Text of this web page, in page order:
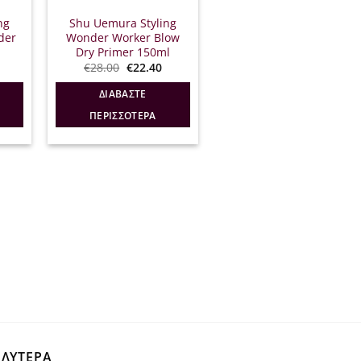
Shu Uemura Styling
Wonder Worker Blow
Dry Primer 150ml
€28.00 Original
was:
€28.00.
€22.40Η
ΔΙΑΒΆΣΤΕ
ΠΕΡΙΣΣΌΤΕΡΑ